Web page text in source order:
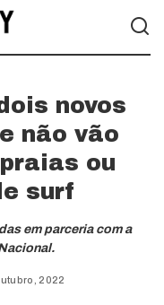
novos
não vão
ou
surf
em parceria com a
2022